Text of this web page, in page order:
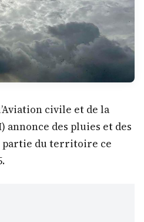
civile et de la
annonce des pluies et des
partie du territoire ce